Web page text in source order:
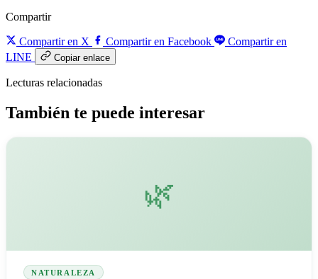
Compartir
Compartir en X Compartir en Facebook
Compartir en
LINE
Copiar enlace
Lecturas relacionadas
También te puede interesar
🌿
NATURALEZA